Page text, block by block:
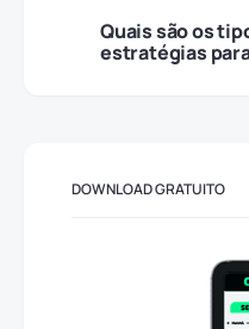
Quais são os
estratégias
DOWNLOAD GRATUITO